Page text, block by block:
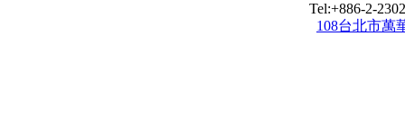
Tel:+886-2-
108台北市萬